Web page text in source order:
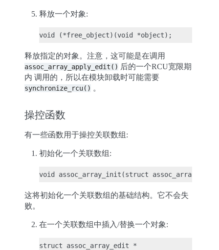
释放一个对象:
释放指定的对象。注意，这可能是在调用
assoc_array_apply_edit() 后的一个RCU宽限期
内 调用的，所以在模块卸载时可能需要
synchronize_rcu() 。
操控函数
有一些函数用于操控关联数组:
初始化一个关联数组:
这将初始化一个关联数组的基础结构。它不会失
败。
在一个关联数组中插入/替换一个对象:
struct assoc_array_edit *